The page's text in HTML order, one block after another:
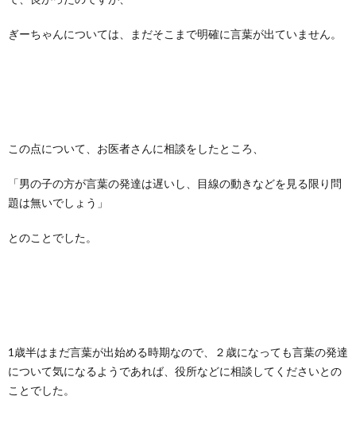
ぎーちゃんについては、まだそこまで明確に言葉が出ていません。
この点について、お医者さんに相談をしたところ、
「男の子の方が言葉の発達は遅いし、目線の動きなどを見る限り問
題は無いでしょう」
とのことでした。
1歳半はまだ言葉が出始める時期なので、２歳になっても言葉の発達
について気になるようであれば、役所などに相談してくださいとの
ことでした。